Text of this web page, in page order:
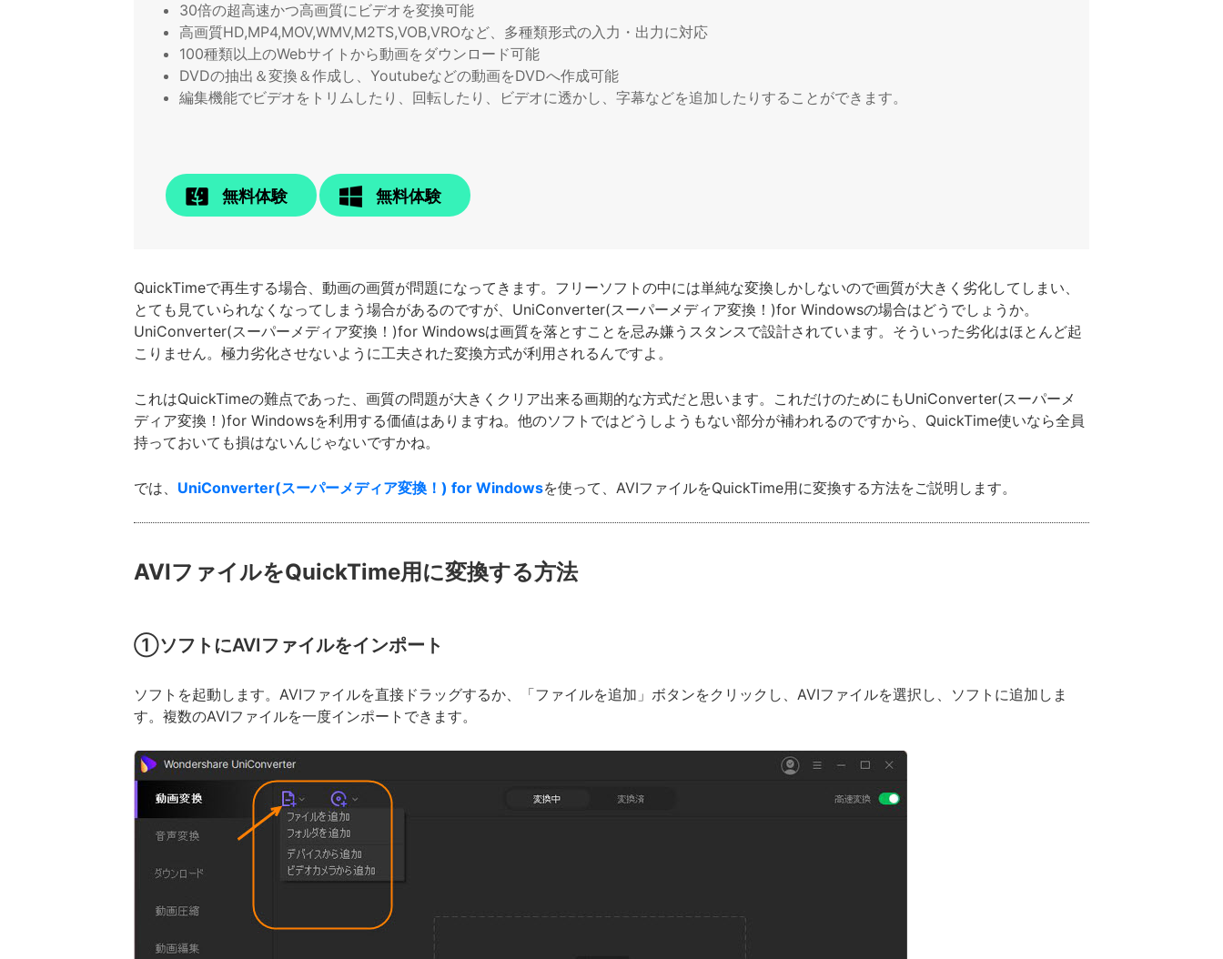
30倍の超高速かつ高画質にビデオを変換可能
高画質HD,MP4,MOV,WMV,M2TS,VOB,VROなど、多種類形式の入力・出力に対応
100種類以上のWebサイトから動画をダウンロード可能
DVDの抽出＆変換＆作成し、Youtubeなどの動画をDVDへ作成可能
編集機能でビデオをトリムしたり、回転したり、ビデオに透かし、字幕などを追加したりすることができます。
無料体験 無料体験
QuickTimeで再生する場合、動画の画質が問題になってきます。フリーソフトの中には単純な変換しかしないので画質が大きく劣化してしまい、
とても見ていられなくなってしまう場合があるのですが、UniConverter(スーパーメディア変換！)for Windowsの場合はどうでしょうか。
UniConverter(スーパーメディア変換！)for Windowsは画質を落とすことを忌み嫌うスタンスで設計されています。そういった劣化はほとんど起
こりません。極力劣化させないように工夫された変換方式が利用されるんですよ。
これはQuickTimeの難点であった、画質の問題が大きくクリア出来る画期的な方式だと思います。これだけのためにもUniConverter(スーパーメ
ディア変換！)for Windowsを利用する価値はありますね。他のソフトではどうしようもない部分が補われるのですから、QuickTime使いなら全員
持っておいても損はないんじゃないですかね。
では、 UniConverter(スーパーメディア変換！) for Windowsを使って、AVIファイルをQuickTime用に変換する方法をご説明します。
AVIファイルをQuickTime用に変換する方法
①ソフトにAVIファイルをインポート
ソフトを起動します。AVIファイルを直接ドラッグするか、「ファイルを追加」ボタンをクリックし、AVIファイルを選択し、ソフトに追加しま
す。複数のAVIファイルを一度インポートできます。